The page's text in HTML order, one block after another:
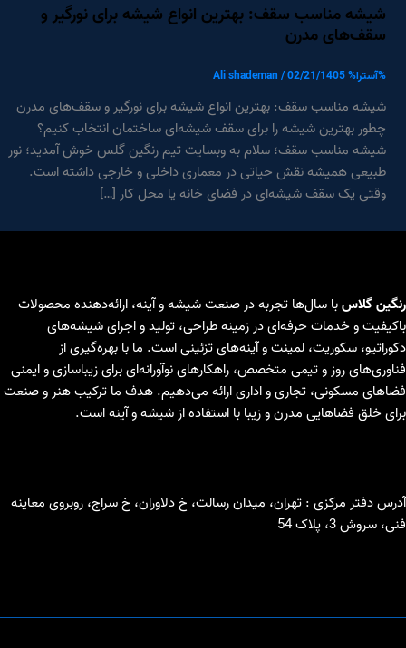
شیشه مناسب سقف: بهترین انواع شیشه برای نورگیر و
سقف‌های مدرن
%آسترا% Ali shademan/02/21/1405
شیشه مناسب سقف: بهترین انواع شیشه برای نورگیر و سقف‌های مدرن
چطور بهترین شیشه را برای سقف شیشه‌ای ساختمان انتخاب کنیم؟
شیشه مناسب سقف؛ سلام به وبسایت تیم رنگین گلس خوش آمدید؛ نور
طبیعی همیشه نقش حیاتی در معماری داخلی و خارجی داشته است.
وقتی یک سقف شیشه‌ای در فضای خانه یا محل کار […]
رنگین گلاسبا سال‌ها تجربه در صنعت شیشه و آینه، ارائه‌دهنده محصولات
باکیفیت و خدمات حرفه‌ای در زمینه طراحی، تولید و اجرای شیشه‌های
دکوراتیو، سکوریت، لمینت و آینه‌های تزئینی است. ما با بهره‌گیری از
فناوری‌های روز و تیمی متخصص، راهکارهای نوآورانه‌ای برای زیباسازی و ایمنی
فضاهای مسکونی، تجاری و اداری ارائه می‌دهیم. هدف ما ترکیب هنر و صنعت
برای خلق فضاهایی مدرن و زیبا با استفاده از شیشه و آینه است.
آدرس دفتر مرکزی : تهران، میدان رسالت، خ دلاوران، خ سراج، روبروی معاینه
فنی، سروش 3، پلاک 54